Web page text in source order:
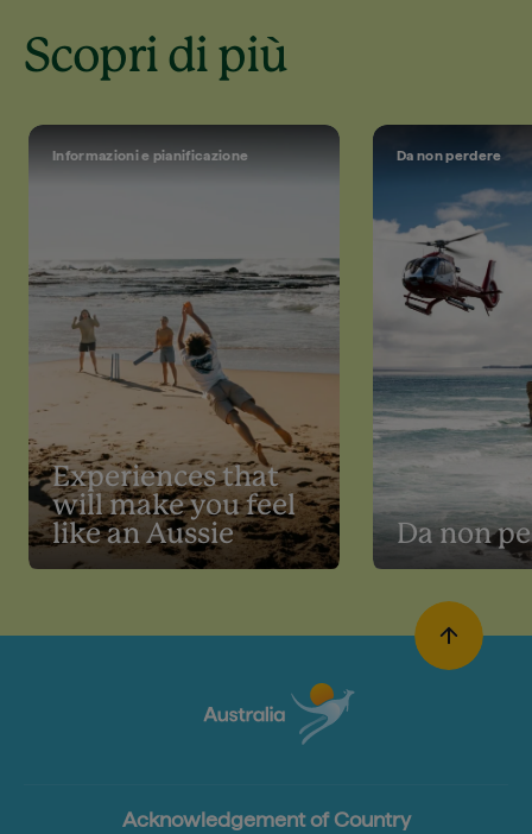
Scopri di più
Informazioni e pianificazione
Experiences that
will make you feel
like an Aussie
Da non perdere
Da non
Acknowledgement of Country